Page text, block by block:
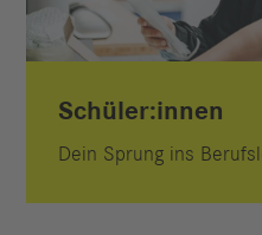
Schüler:innen
Dein Sprung ins